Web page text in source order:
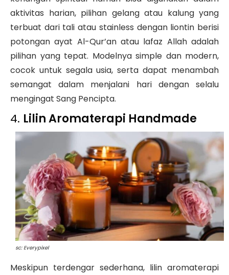
aktivitas harian, pilihan gelang atau kalung yang
terbuat dari tali atau stainless dengan liontin berisi
potongan ayat Al-Qur’an atau lafaz Allah adalah
pilihan yang tepat. Modelnya simple dan modern,
cocok untuk segala usia, serta dapat menambah
semangat dalam menjalani hari dengan selalu
mengingat Sang Pencipta.
4. Lilin Aromaterapi Handmade
sc: Everypixel
Meskipun terdengar sederhana, lilin aromaterapi